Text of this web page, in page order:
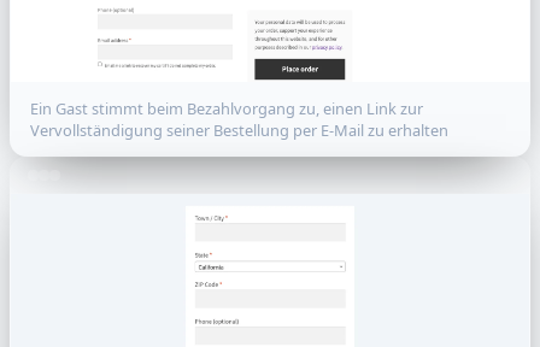
Ein Gast stimmt beim Bezahlvorgang zu, einen Link zur
Vervollständigung seiner Bestellung per E-Mail zu erhalten